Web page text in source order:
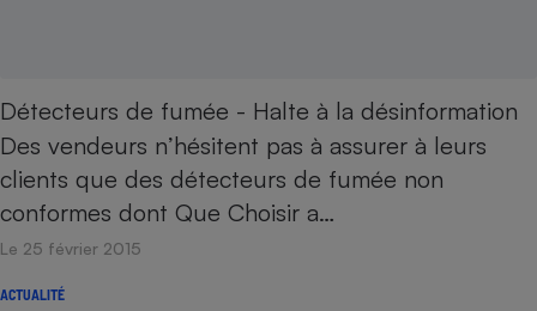
Détecteurs de fumée - Halte à la désinformation
Des vendeurs n’hésitent pas à assurer à leurs
clients que des détecteurs de fumée non
conformes dont Que Choisir a…
Le 25 février 2015
ACTUALITÉ